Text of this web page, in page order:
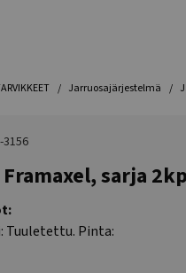
Jarruosajärjestelmä
sarja
Tuuletettu. Pinta: